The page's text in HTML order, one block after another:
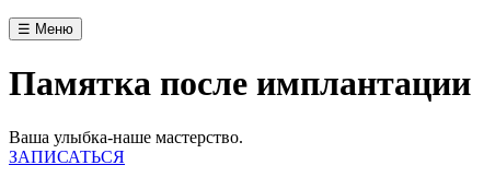
☰ Меню
Памятка после имплантации
Ваша улыбка-наше мастерство.
ЗАПИСАТЬСЯ